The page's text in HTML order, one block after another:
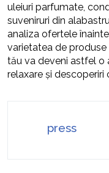
uleiuri parfumate,
suveniruri din
analiza ofertele
varietatea de
tău va deveni astfel o
relaxare și
press